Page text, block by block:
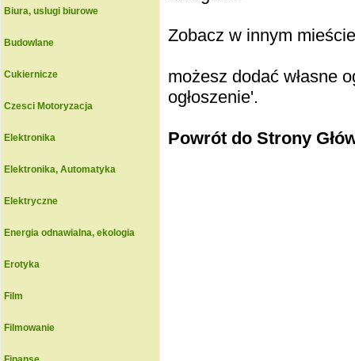
Biura, uslugi biurowe
Budowlane
Cukiernicze
Czesci Motoryzacja
Elektronika
Elektronika, Automatyka
Elektryczne
Energia odnawialna, ekologia
Erotyka
Film
Filmowanie
Zobacz w innym
możesz dodać własne
ogłoszenie'.
Powrót do Strony